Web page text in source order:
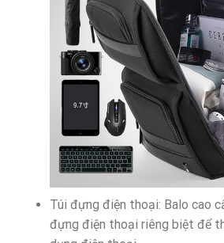
Túi đựng điện thoại: Balo cao
đựng điện thoại riêng biệt để